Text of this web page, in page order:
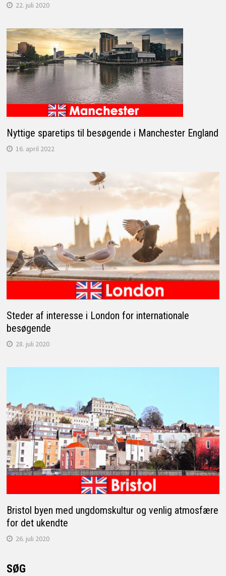
22. juli 2020
Nyttige sparetips til besøgende i Manchester England
16. april 2022
Steder af interesse i London for internationale
besøgende
28. juli 2020
Bristol byen med ungdomskultur og venlig atmosfære
for det ukendte
26. juli 2020
SØG